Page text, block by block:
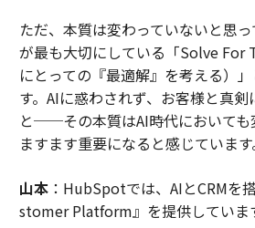
ただ、本質は変わっていないと思
が最も大切にしている「Solve For
にとっての『最適解』を考える）
す。AIに惑わされず、お客様と真
と──その本質はAI時代においても
ますます重要になると感じています
山本：HubSpotでは、AIとCRMを
stomer Platform』を提供していま